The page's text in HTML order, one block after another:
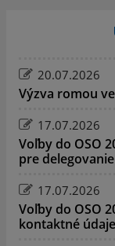
20.07.2026
Výzva romou
17.07.2026
Voľby do OSO
pre
17.07.2026
Voľby do OSO
kontaktné údaje